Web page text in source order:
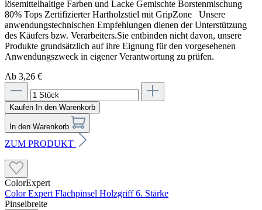
lösemittelhaltige Farben und Lacke Gemischte Borstenmischung
80% Tops Zertifizierter Hartholzstiel mit GripZone Unsere
anwendungstechnischen Empfehlungen dienen der Unterstützung
des Käufers bzw. Verarbeiters.Sie entbinden nicht davon, unsere
Produkte grundsätzlich auf ihre Eignung für den vorgesehenen
Anwendungszweck in eigener Verantwortung zu prüfen.
Ab 3,26 €
Kaufen In den Warenkorb
In den Warenkorb
ZUM PRODUKT
ColorExpert
Color Expert Flachpinsel Holzgriff 6. Stärke
Pinselbreite